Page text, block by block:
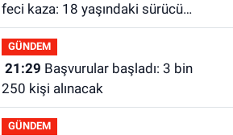
feci kaza: 18 yaşındaki sürücü
hayatını kaybetti
GÜNDEM
21:29
250 kişi alınacak
GÜNDEM